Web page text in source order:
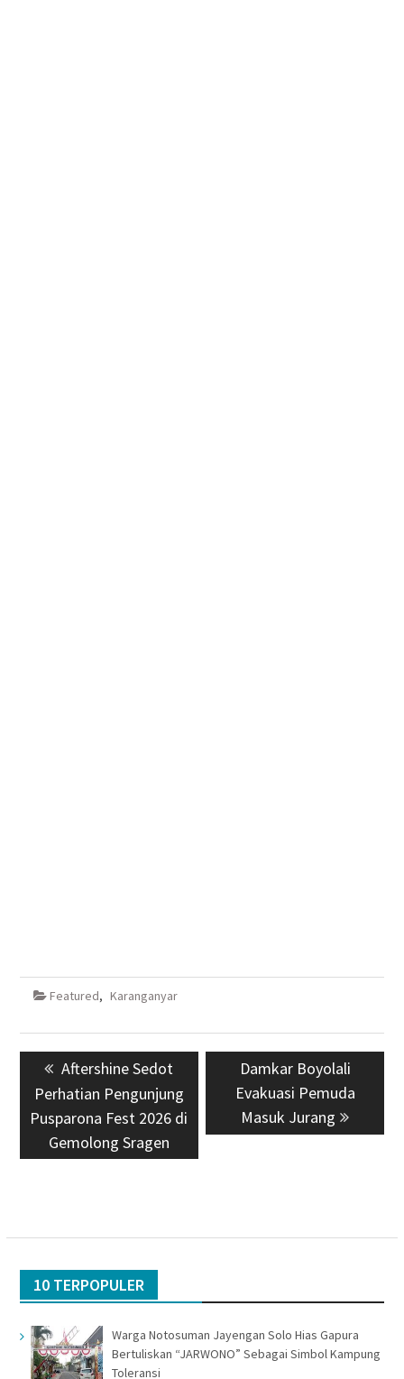
Featured, Karanganyar
Navigasi
pos
Previous
post:
Aftershine Sedot
Perhatian Pengunjung
Pusparona Fest 2026 di
Gemolong Sragen
Next
post:
Damkar Boyolali
Evakuasi Pemuda
Masuk Jurang
10 TERPOPULER
Warga Notosuman Jayengan Solo Hias Gapura
Bertuliskan “JARWONO” Sebagai Simbol Kampung
Toleransi